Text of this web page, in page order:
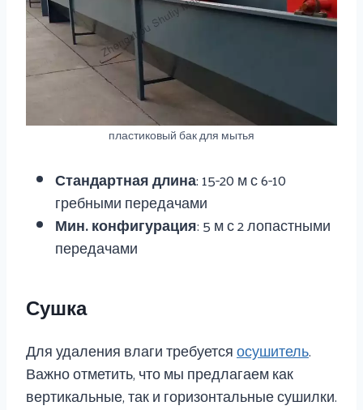
пластиковый бак для мытья
Стандартная длина: 15-20 м с 6-10
гребными передачами
Мин. конфигурация: 5 м с 2 лопастными
передачами
Сушка
Для удаления влаги требуетсяосушитель.
Важно отметить, что мы предлагаем как
вертикальные, так и горизонтальные сушилки.